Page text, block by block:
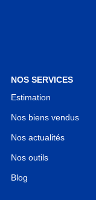
NOS SERVICES
Estimation
Nos biens vendus
Nos actualités
Nos outils
Blog